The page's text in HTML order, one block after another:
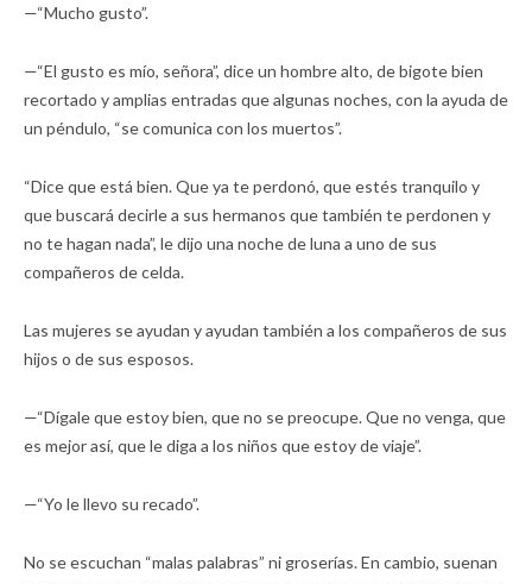
—“Mucho gusto”.
—“El gusto es mío, señora”, dice un hombre alto, de bigote bien
recortado y amplias entradas que algunas noches, con la ayuda de
un péndulo, “se comunica con los muertos”.
“Dice que está bien. Que ya te perdonó, que estés tranquilo y
que buscará decirle a sus hermanos que también te perdonen y
no te hagan nada”, le dijo una noche de luna a uno de sus
compañeros de celda.
Las mujeres se ayudan y ayudan también a los compañeros de sus
hijos o de sus esposos.
—“Dígale que estoy bien, que no se preocupe. Que no venga, que
es mejor así, que le diga a los niños que estoy de viaje”.
—“Yo le llevo su recado”.
No se escuchan “malas palabras” ni groserías. En cambio, suenan